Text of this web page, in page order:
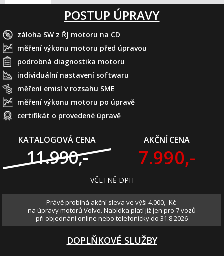
POSTUP ÚPRAVY
záloha SW z ŘJ motoru na CD
měření výkonu motoru před úpravou
podrobná diagnostika motoru
individuální nastavení softwaru
měření emisí v rozsahu SME
měření výkonu motoru po úpravě
certifikát o provedené úpravě
KATALOGOVÁ CENA
11.990,-
AKČNÍ CENA
7.990,-
VČETNĚ DPH
Právě probíhá akční sleva ve výši 4.000,- Kč
na úpravy motorů Volvo. Nabídka platí již jen pro 7 vozů
při objednání online nebo telefonicky do 31.8.2026
DOPLŇKOVÉ SLUŽBY